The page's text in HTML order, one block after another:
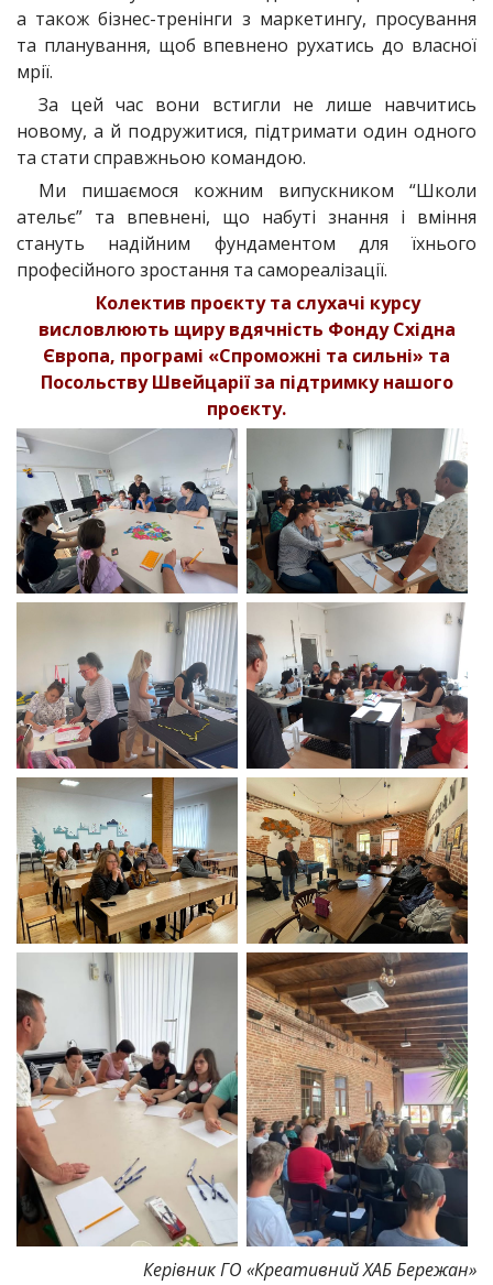
а також бізнес-тренінги з маркетингу, просування
та планування, щоб впевнено рухатись до власної
мрії.
За цей час вони встигли не лише навчитись
новому, а й подружитися, підтримати один одного
та стати справжньою командою.
Ми пишаємося кожним випускником “Школи
ательє” та впевнені, що набуті знання і вміння
стануть надійним фундаментом для їхнього
професійного зростання та самореалізації.
Колектив проєкту та слухачі курсу
висловлюють щиру вдячність Фонду Східна
Європа, програмі «Спроможні та сильні» та
Посольству Швейцарії за підтримку нашого
проєкту.
Керівник ГО «Креативний ХАБ Бережан»